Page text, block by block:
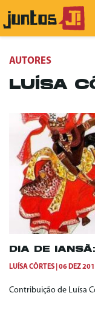
AUTORES
LUÍSA
DIA DE
LUÍSA CÔRTES 06 DEZ
Contribuição de Luísa